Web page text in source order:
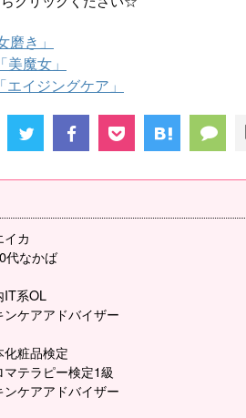
き」
魔女」
イジングケア」
カ
代なかば
系OL
ケアアドバイザー
粧品検定
テラピー検定1級
ケアアドバイザー